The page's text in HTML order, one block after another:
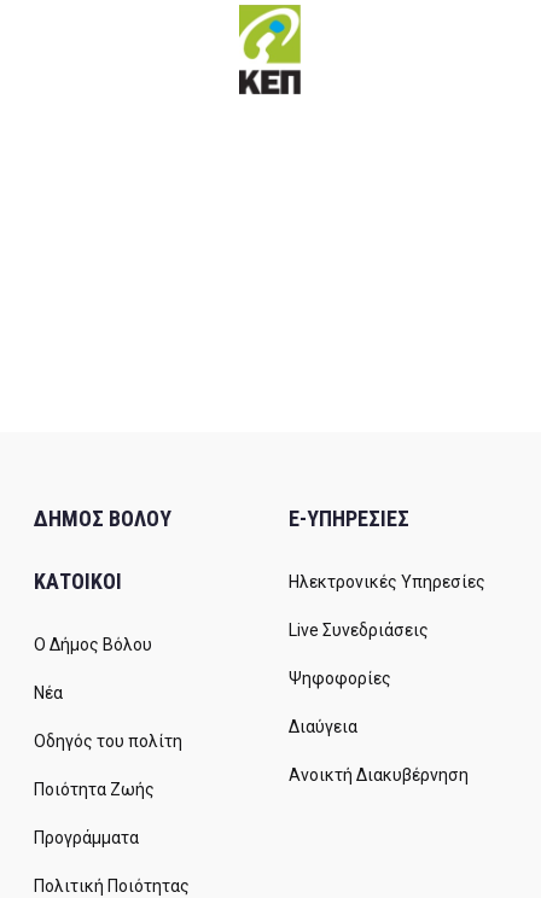
ΔΗΜΟΣ ΒΟΛΟΥ
ΚΑΤΟΙΚΟΙ
Ο Δήμος Βόλου
Νέα
Οδηγός του πολίτη
Ποιότητα Ζωής
Προγράμματα
Πολιτική Ποιότητας
E-ΥΠΗΡΕΣΙΕΣ
Ηλεκτρονικές Υπηρεσίες
Live Συνεδριάσεις
Ψηφοφορίες
Διαύγεια
Ανοικτή Διακυβέρνηση